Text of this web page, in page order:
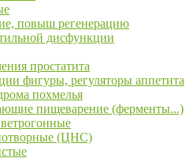
повыш регенерацию
дисфункции
простатита
фигуры, регуляторы аппетита
похмелья
пищеварение (ферменты...)
(ЦНС)